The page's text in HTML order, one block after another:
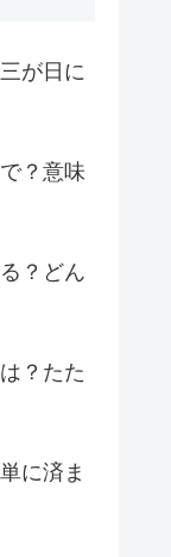
が日に
？意味
？どん
？たた
に済ま